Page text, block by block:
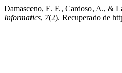
Damasceno, E. F., Cardoso, A., &
Informatics, 7(2). Recuperado de